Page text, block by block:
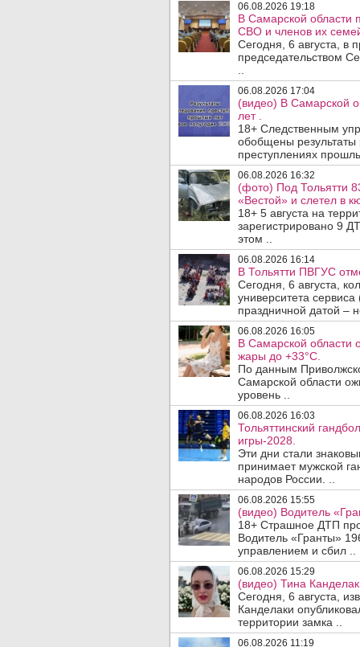
06.08.2026 19:18
В Самарской области
СВО и членов их
Сегодня, 6 августа, в
председательством
06.08.2026 17:04
(видео) В Самарской
лет .
18+ Следственным
обобщены результаты
преступлениях
06.08.2026 16:32
(фото) Под Тольятти
«Вестой» и слетел в
18+ 5 августа на
зарегистрировано 9
этом ..
06.08.2026 16:14
В Тольятти ПВГУС
Сегодня, 6 августа,
университета
праздничной датой –
06.08.2026 16:05
В Самарской области
жары до +33°C.
По данным
Самарской области
уровень ..
06.08.2026 16:03
Тольяттинский
игры-2028.
Эти дни стали
принимает мужской
народов России. ..
06.08.2026 15:55
(видео) Водитель
18+ Страшное ДТП
Водитель «Гранты»
управлением и сбил ..
06.08.2026 15:29
(видео) Тина
Сегодня, 6 августа,
Канделаки
территории замка ..
06.08.2026 11:19